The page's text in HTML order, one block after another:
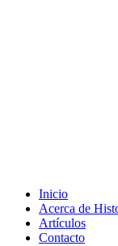
Inicio
Acerca de
Artículos
Contacto